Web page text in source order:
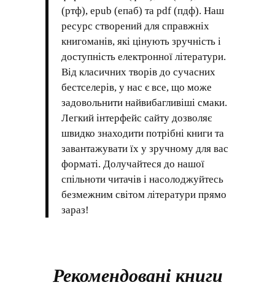
(ртф), epub (епаб) та pdf (пдф). Наш
ресурс створений для справжніх
книгоманів, які цінують зручність і
доступність електронної літератури.
Від класичних творів до сучасних
бестселерів, у нас є все, що може
задовольнити найвибагливіші смаки.
Легкий інтерфейс сайту дозволяє
швидко знаходити потрібні книги та
завантажувати їх у зручному для вас
форматі. Долучайтеся до нашої
спільноти читачів і насолоджуйтесь
безмежним світом літератури прямо
зараз!
Рекомендовані книги